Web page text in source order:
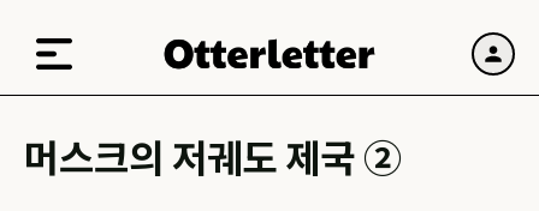
머스크의 저궤도 제국 ②